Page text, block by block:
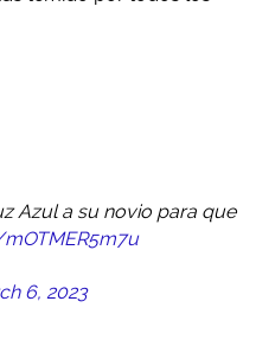
Azul a su novio para que
6, 2023